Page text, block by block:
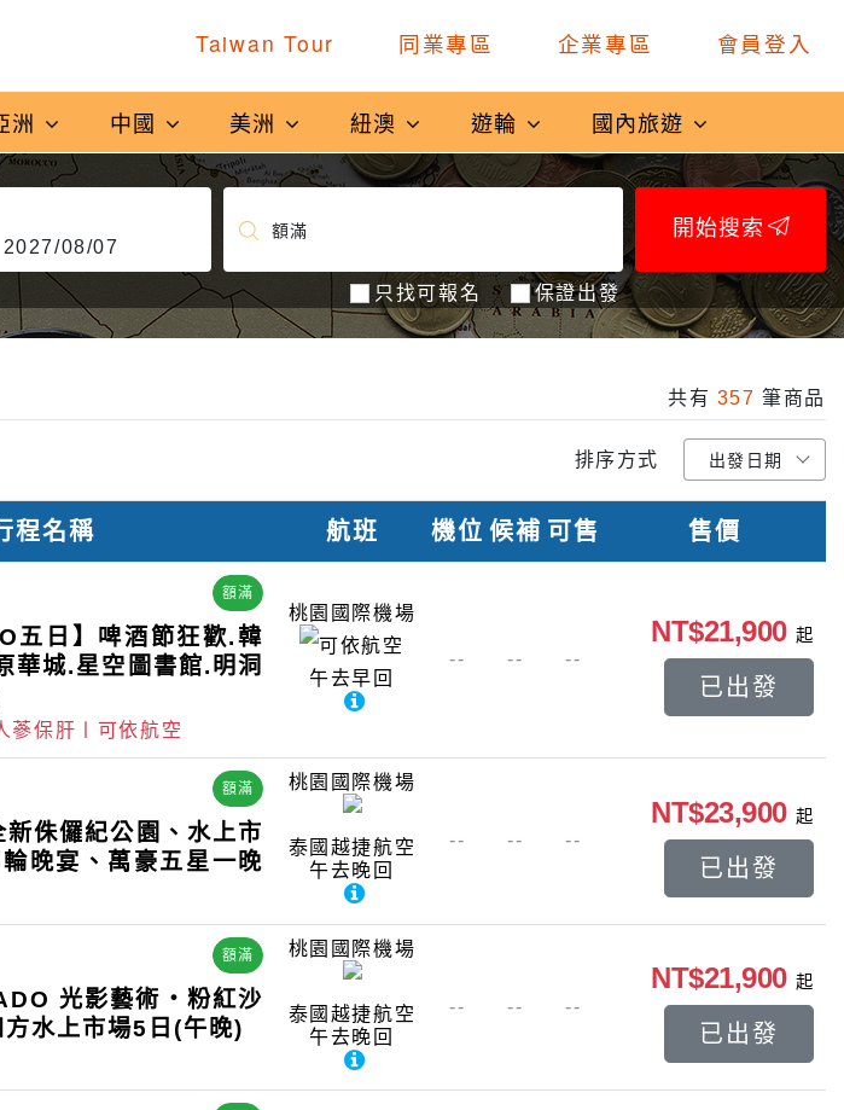
Taiwan Tour 同業專區 企業專區 會員登入
洲 中國 美洲 紐澳 遊輪 國內旅遊
只找可報名 保證出發
開始搜索
共有 357 筆商品
排序方式
程名稱 航班 機位 候補 可售 售價
額滿
五日】啤酒節狂歡.韓
華城.星空圖書館.明洞
蔘保肝〡可依航空
桃園國際機場
可依航空
午去早回
-- -- --
NT$21,900 起
已出發
額滿
新侏儸紀公園、水上市
晚宴、萬豪五星一晚
桃園國際機場
泰國越捷航空
午去晚回
-- -- --
NT$23,900 起
已出發
額滿
光影藝術・粉紅沙
水上市場5日(午晚)
桃園國際機場
泰國越捷航空
午去晚回
-- -- --
NT$21,900 起
已出發